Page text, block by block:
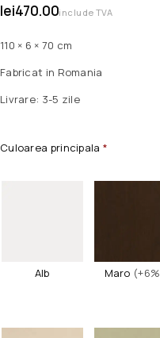
lei470.00include TVA
110 × 6 × 70 cm
Fabricat in Romania
Livrare: 3-5 zile
Culoarea principala *
Alb Maro